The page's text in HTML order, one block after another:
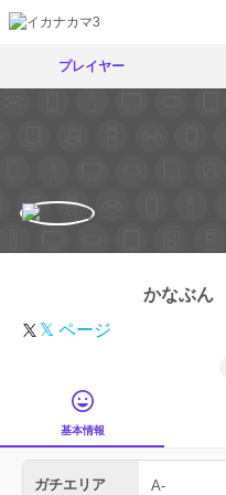
プレイヤー
かなぶん
𝕏 ページ
基本情報
ガチエリア A-